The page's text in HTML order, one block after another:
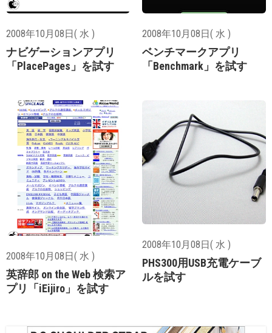
2008年10月08日( 水 )
ナビゲーションアプリ
「PlacePages」を試す
2008年10月08日( 水 )
ベンチマークアプリ
「Benchmark」を試す
2008年10月08日( 水 )
英辞郎 on the Web 検索ア
プリ「iEijiro」を試す
2008年10月08日( 水 )
PHS300用USB充電ケーブ
ルを試す